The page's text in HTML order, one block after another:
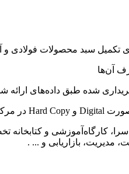
تکمیل سبد محصولات فولادی و
آن‌ها
شده طبق داده‌های ارائه
صورت Digital و Hard Copy در
مدیریت، بازاریابی و ... .